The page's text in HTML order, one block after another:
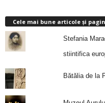
Cele mai bune articole și
Stefania
stiintifica
Bătălia de la